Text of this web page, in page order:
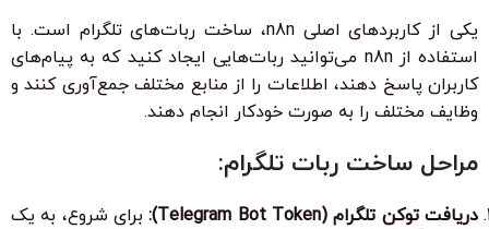
یکی از کاربردهای اصلی n8n، ساخت ربات‌های تلگرام است. با
استفاده از n8n می‌توانید ربات‌هایی ایجاد کنید که به پیام‌های
کاربران پاسخ دهند، اطلاعات را از منابع مختلف جمع‌آوری کنند و
وظایف مختلف را به صورت خودکار انجام دهند.
مراحل ساخت ربات تلگرام:
دریافت توکن تلگرام (Telegram Bot Token):
برای شروع، به یک